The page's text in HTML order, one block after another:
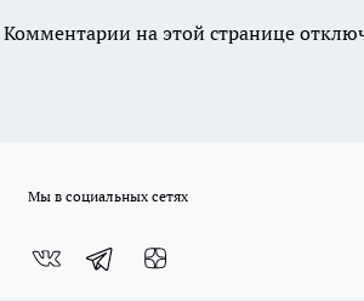
Комментарии на этой странице
Мы в социальных сетях